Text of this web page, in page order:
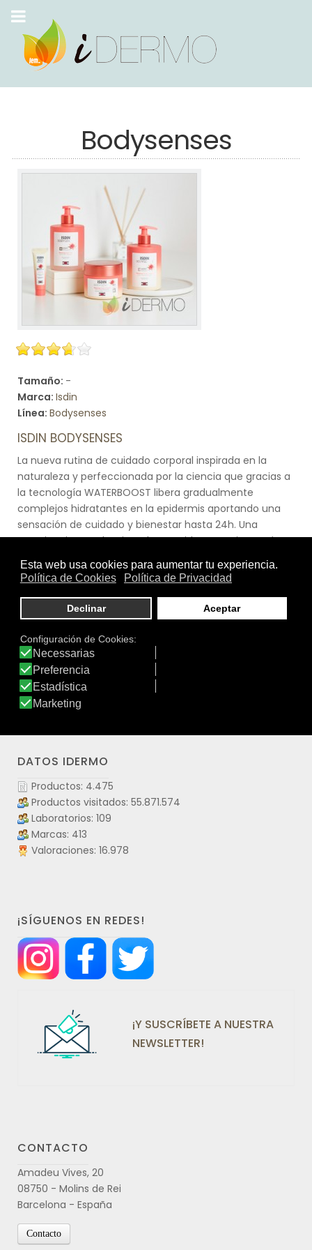
Bodysenses
Tamaño: -
Marca: Isdin
Línea: Bodysenses
ISDIN BODYSENSES
La nueva rutina de cuidado corporal inspirada en la
naturaleza y perfeccionada por la ciencia que gracias a
la tecnología WATERBOOST libera gradualmente
complejos hidratantes en la epidermis aportando una
sensación de cuidado y bienestar hasta 24h. Una
experiencia que despierta los sentidos. La rutina está
compuesta por 4 productos: un gel de baño, una loción
corporal, crema corporal y crema de manos. Cuenta
ofrecen tres experiencias sensoriales únicas:
REFRESCANTE, gracias a la Flor de Edelweiss alpina;
REVITALIZANTE, gracias al Té Matcha japonés; y
RELAJANTE, gracias a la Flor de Loto oriental.
Ver producto
DATOS IDERMO
Productos: 4.475
Productos visitados: 55.871.574
Laboratorios: 109
Marcas: 413
Valoraciones: 16.978
¡SÍGUENOS EN REDES!
¡Y SUSCRÍBETE A NUESTRA
NEWSLETTER!
CONTACTO
Amadeu Vives, 20
08750 - Molins de Rei
Barcelona - España
Contacto